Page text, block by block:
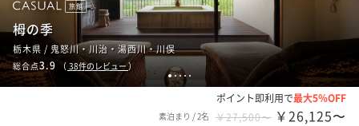
1234 5
旅館
栂の季
栃木県 / 鬼怒川・川治・湯西川・川俣
総合点3.9 （38件のレビュー）
ポイント即利用で最大5％OFF
素泊まり /2名 ￥27,500〜 ￥26,125〜